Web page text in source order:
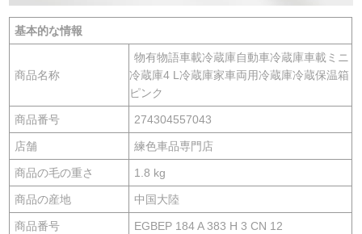
基本的な情報
商品名称
物有物語車載冷蔵庫自動車冷蔵庫車載ミニ
冷蔵庫4 L冷蔵庫家車両用冷蔵庫冷蔵保温箱
ピンク
商品番号 274304557043
店舗 練色車品専門店
商品の毛の重さ 1.8 kg
商品の産地 中国大陸
商品番号 EGBEP 184 A 383 H 3 CN 12